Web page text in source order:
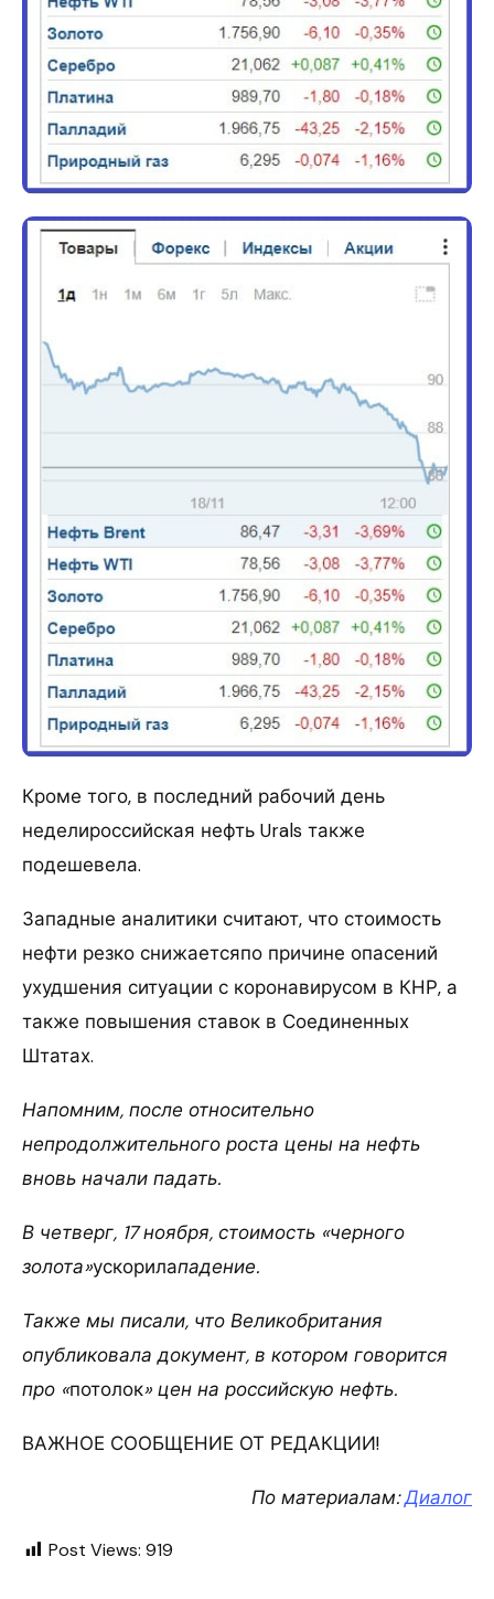
Кроме того, в последний рабочий день
неделироссийская нефть Urals также
подешевела.
Западные аналитики считают, что стоимость
нефти резко снижаетсяпо причине опасений
ухудшения ситуации с коронавирусом в КНР, а
также повышения ставок в Соединенных
Штатах.
Напомним, после относительно
непродолжительного роста цены на нефть
вновь начали падать.
В четверг, 17 ноября, стоимость «черного
золота»ускорилападение.
Также мы писали, что Великобритания
опубликовала документ, в котором говорится
про «потолок» цен на российскую нефть.
ВАЖНОЕ СООБЩЕНИЕ ОТ РЕДАКЦИИ!
По материалам:Диалог
Post Views: 919